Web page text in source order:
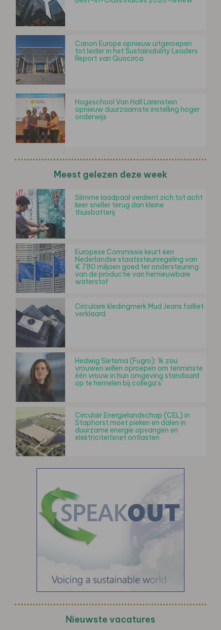
Canon Europe opnieuw uitgeroepen
tot leider in het Sustainability Leaders
Report van Quocirca
Hogeschool Van Hall Larenstein
opnieuw duurzaamste instelling hoger
onderwijs
Meest gelezen deze week
Slimme laadpaal verdient zich tot acht
keer sneller terug dan kleine
thuisbatterij
Europese Commissie keurt een
Nederlandse staatssteunregeling van
€ 780 miljoen goed ter ondersteuning
van de productie van hernieuwbare
waterstof
Circulaire kledingmerk Mud Jeans failliet
verklaard
Hedwig Sietsma (Fugro): ‘Ik zou
vrouwen willen oproepen om tenminste
één vrouw in hun omgeving standaard
op te hemelen bij collega’s’
Circulair Energielandschap (CEL) in
Staphorst moet pieken en dalen in
duurzame energie opvangen en
elektriciteitsnet ontlasten
Nieuwste vacatures